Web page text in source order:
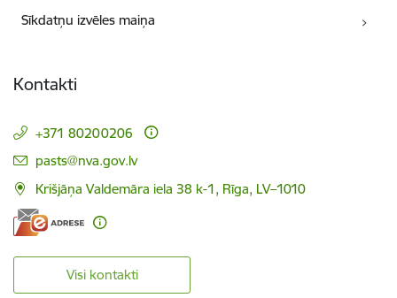
Sīkdatņu izvēles maiņa
Kontakti
+371 80200206
E-pasts:
pasts@nva.gov.lv
Krišjāņa Valdemāra iela 38 k-1, Rīga, LV–1010
Visi kontakti